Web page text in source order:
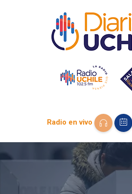
Radio en vivo